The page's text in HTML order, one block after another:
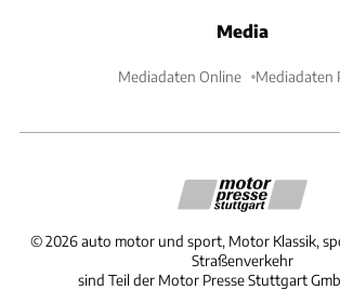
Media
Mediadaten Online Mediadaten
©2026 auto motor und sport, Motor Klassik,
Straßenverkehr
sind Teil der Motor Presse Stuttgart